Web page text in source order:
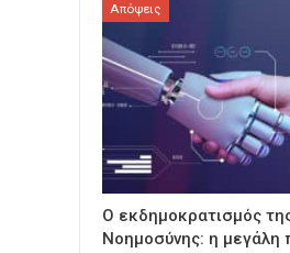
Απόψεις
Ο εκδημοκρατισμός
Νοημοσύνης: η μεγάλη